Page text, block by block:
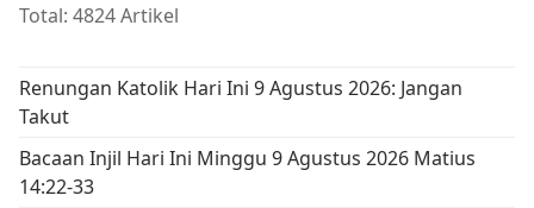
Total: 4824 Artikel
Renungan Katolik Hari Ini 9 Agustus 2026: Jangan
Takut
Bacaan Injil Hari Ini Minggu 9 Agustus 2026 Matius
14:22-33